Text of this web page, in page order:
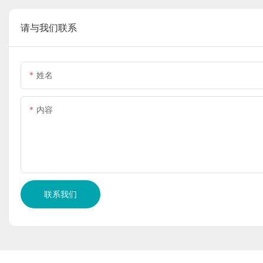
请与我们联系
姓名
内容
联系我们